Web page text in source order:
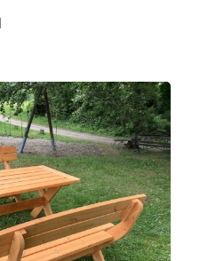
KREUZ
AN
DER
FRIEDHOFSHALLE
SANIERT